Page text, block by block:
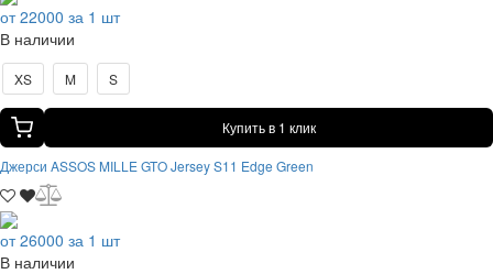
от 22000 за 1 шт
В наличии
XS M S
Купить в 1 клик
Джерси ASSOS MILLE GTO Jersey S11 Edge Green
от 26000 за 1 шт
В наличии